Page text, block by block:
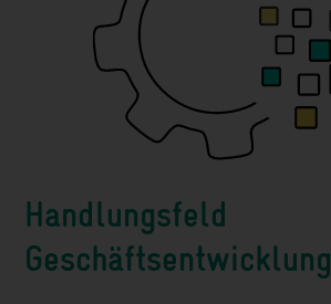
Handlungsfeld
Geschäftsentwicklung